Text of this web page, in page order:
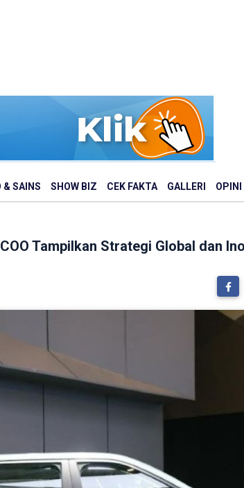
& SAINS SHOW BIZ CEK FAKTA GALLERI OPINI
Tampilkan Strategi Global dan